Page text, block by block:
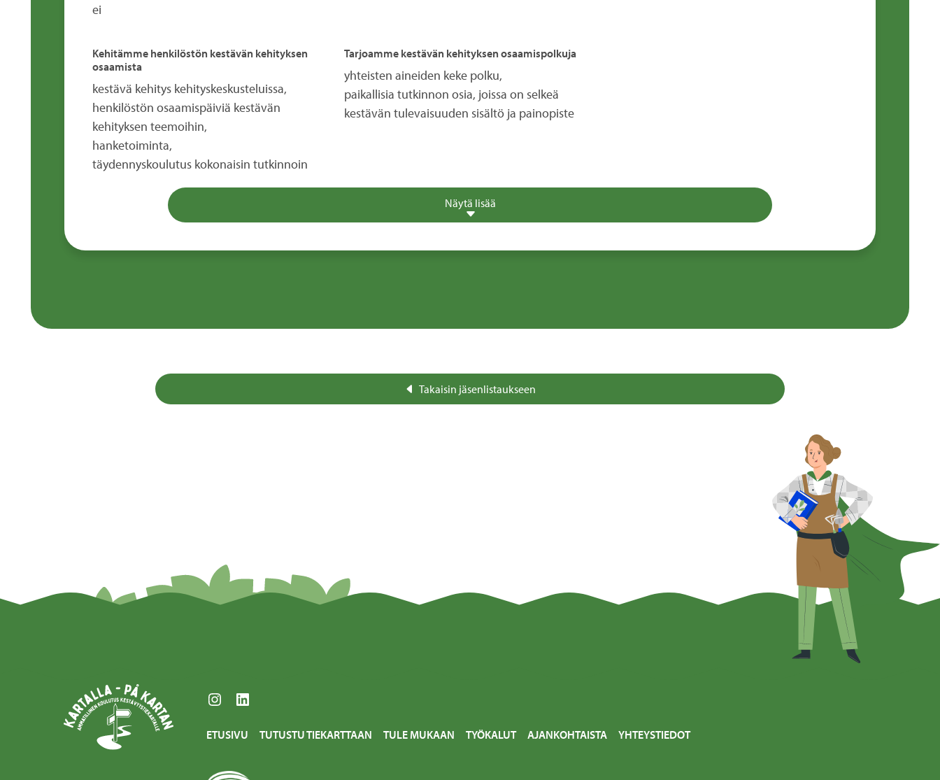
ei
Kehitämme henkilöstön kestävän kehityksen
osaamista
kestävä kehitys kehityskeskusteluissa,
henkilöstön osaamispäiviä kestävän
kehityksen teemoihin,
hanketoiminta,
täydennyskoulutus kokonaisin tutkinnoin
Tarjoamme kestävän kehityksen osaamispolkuja
yhteisten aineiden keke polku,
paikallisia tutkinnon osia, joissa on selkeä
kestävän tulevaisuuden sisältö ja painopiste
Näytä lisää
Takaisin jäsenlistaukseen
Instagram LinkedIn
ETUSIVU TUTUSTU TIEKARTTAAN TULE MUKAAN TYÖKALUT AJANKOHTAISTA YHTEYSTIEDOT